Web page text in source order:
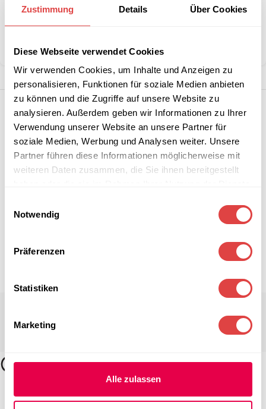
Zustimmung Details Über Cookies
Diese Webseite verwendet Cookies
Wir verwenden Cookies, um Inhalte und Anzeigen zu
personalisieren, Funktionen für soziale Medien anbieten
zu können und die Zugriffe auf unsere Website zu
analysieren. Außerdem geben wir Informationen zu Ihrer
Verwendung unserer Website an unsere Partner für
soziale Medien, Werbung und Analysen weiter. Unsere
Partner führen diese Informationen möglicherweise mit
weiteren Daten zusammen, die Sie ihnen bereitgestellt
Notwendig
Präferenzen
Statistiken
Marketing
Alle zulassen
Kategorie: Liegen
Marke:Gastro Uzal
Teilen: